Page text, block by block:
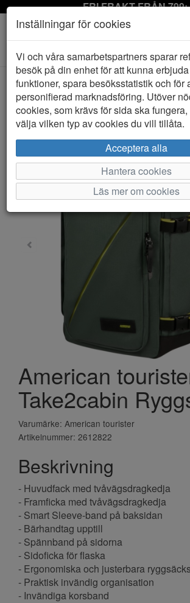
FRI FRAKT FRÅN 799:-
Toggle
navigation
HEM AMERICAN TOURISTER
American
Take2cabin
Varumärke: American tourister
Artikelnummer: 2612822
Beskrivning
- Huvudfack med tvåvägsdragkedja
- Framficka med tvåvägsdragkedja
- Smart Sleeve-band på baksidan
- Bärhandtag upptill
- Spännband på sidorna
- Sidoficka för flaska
- Ergonomiska och justerbara
- Praktisk invändig organisation
- Invändiga korsband
Inställningar för cookies
Vi och våra samarbetspartners sparar
besök på din enhet för att kunna
funktioner, spara besöksstatistik och för
personifierad marknadsföring. Utöver
cookies, som krävs för sida ska
välja vilken typ av cookies du vill tillåta.
Acceptera alla
Hantera cookies
Läs mer om cookies